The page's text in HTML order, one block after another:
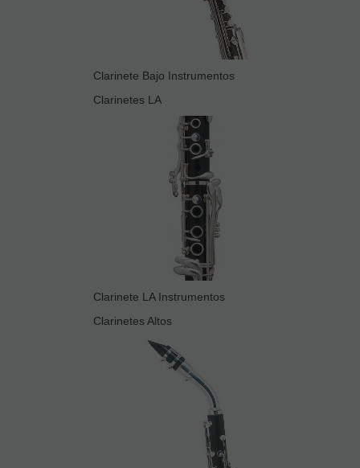
Clarinete Bajo Instrumentos
Clarinetes LA
Clarinete LA Instrumentos
Clarinetes Altos